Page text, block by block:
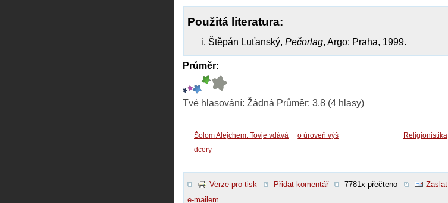
Použitá literatura:
Štěpán Luťanský, Pečorlag, Argo: Praha, 1999.
Průměr:
Tvé hlasování: Žádná Průměr: 3.8 (4 hlasy)
Šolom Alejchem: Tovje vdává
dcery
o úroveň výš Religionistika
Verze pro tisk Přidat komentář 7781x přečteno
Zaslat
e-mailem